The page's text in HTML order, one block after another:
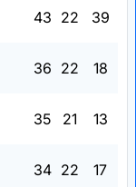
43 22 39
36 22 18
35 21 13
34 22 17